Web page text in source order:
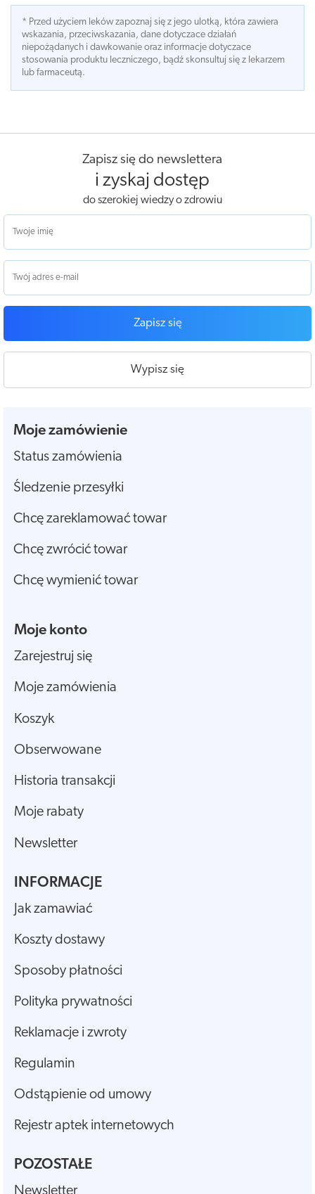
* Przed użyciem leków zapoznaj się z jego ulotką, która zawiera
wskazania, przeciwskazania, dane dotyczace działań
niepożądanych i dawkowanie oraz informacje dotyczace
stosowania produktu leczniczego, bądź skonsultuj się z lekarzem
lub farmaceutą.
Zapisz się do newslettera
i zyskaj dostęp
do szerokiej wiedzy o zdrowiu
Zapisz się
Wypisz się
Moje zamówienie
Status zamówienia
Śledzenie przesyłki
Chcę zareklamować towar
Chcę zwrócić towar
Chcę wymienić towar
Moje konto
Zarejestruj się
Moje zamówienia
Koszyk
Obserwowane
Historia transakcji
Moje rabaty
Newsletter
INFORMACJE
Jak zamawiać
Koszty dostawy
Sposoby płatności
Polityka prywatności
Reklamacje i zwroty
Regulamin
Odstąpienie od umowy
Rejestr aptek internetowych
POZOSTAŁE
Newsletter